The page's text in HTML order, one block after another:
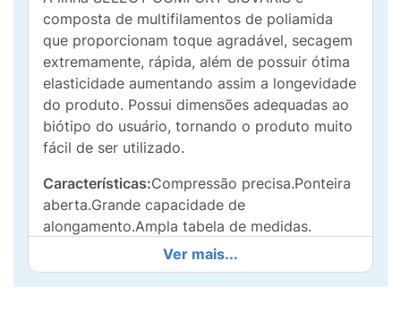
composta de multifilamentos de poliamida
que proporcionam toque agradável, secagem
extremamente, rápida, além de possuir ótima
elasticidade aumentando assim a longevidade
do produto. Possui dimensões adequadas ao
biótipo do usuário, tornando o produto muito
fácil de ser utilizado.
Características:Compressão precisa.Ponteira
aberta.Grande capacidade de
alongamento.Ampla tabela de medidas.
Recomendada pelos médicos para:
mmHg:Tratamento das doenças venosas e
Ver mais...